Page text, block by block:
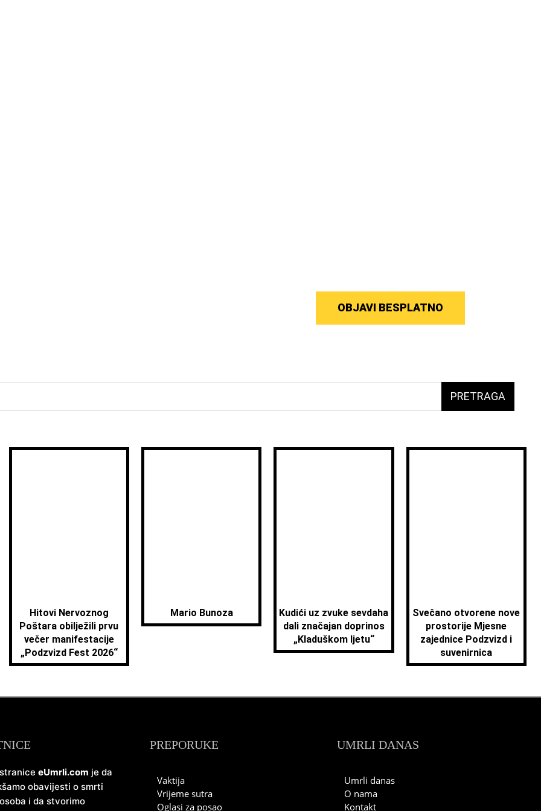
OBJAVI BESPLATNO
PRETRAGA
Hitovi Nervoznog
Poštara obilježili prvu
večer manifestacije
„Podzvizd Fest 2026“
Mario Bunoza
Kudići uz zvuke sevdaha
dali značajan doprinos
„Kladuškom ljetu“
Svečano otvorene nove
prostorije Mjesne
zajednice Podzvizd i
suvenirnica
eUmrli.com je da
obavijesti o smrti
i da stvorimo
PREPORUKE
Vaktija
Vrijeme sutra
Oglasi za posao
UMRLI DANAS
Umrli danas
O nama
Kontakt